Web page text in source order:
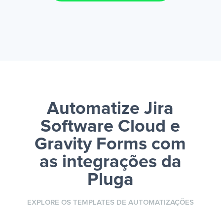
Automatize Jira
Software Cloud e
Gravity Forms com
as integrações da
Pluga
EXPLORE OS TEMPLATES DE AUTOMATIZAÇÕES